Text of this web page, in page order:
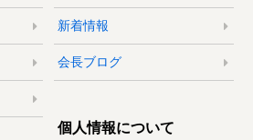
新着情報
会長ブログ
個人情報について